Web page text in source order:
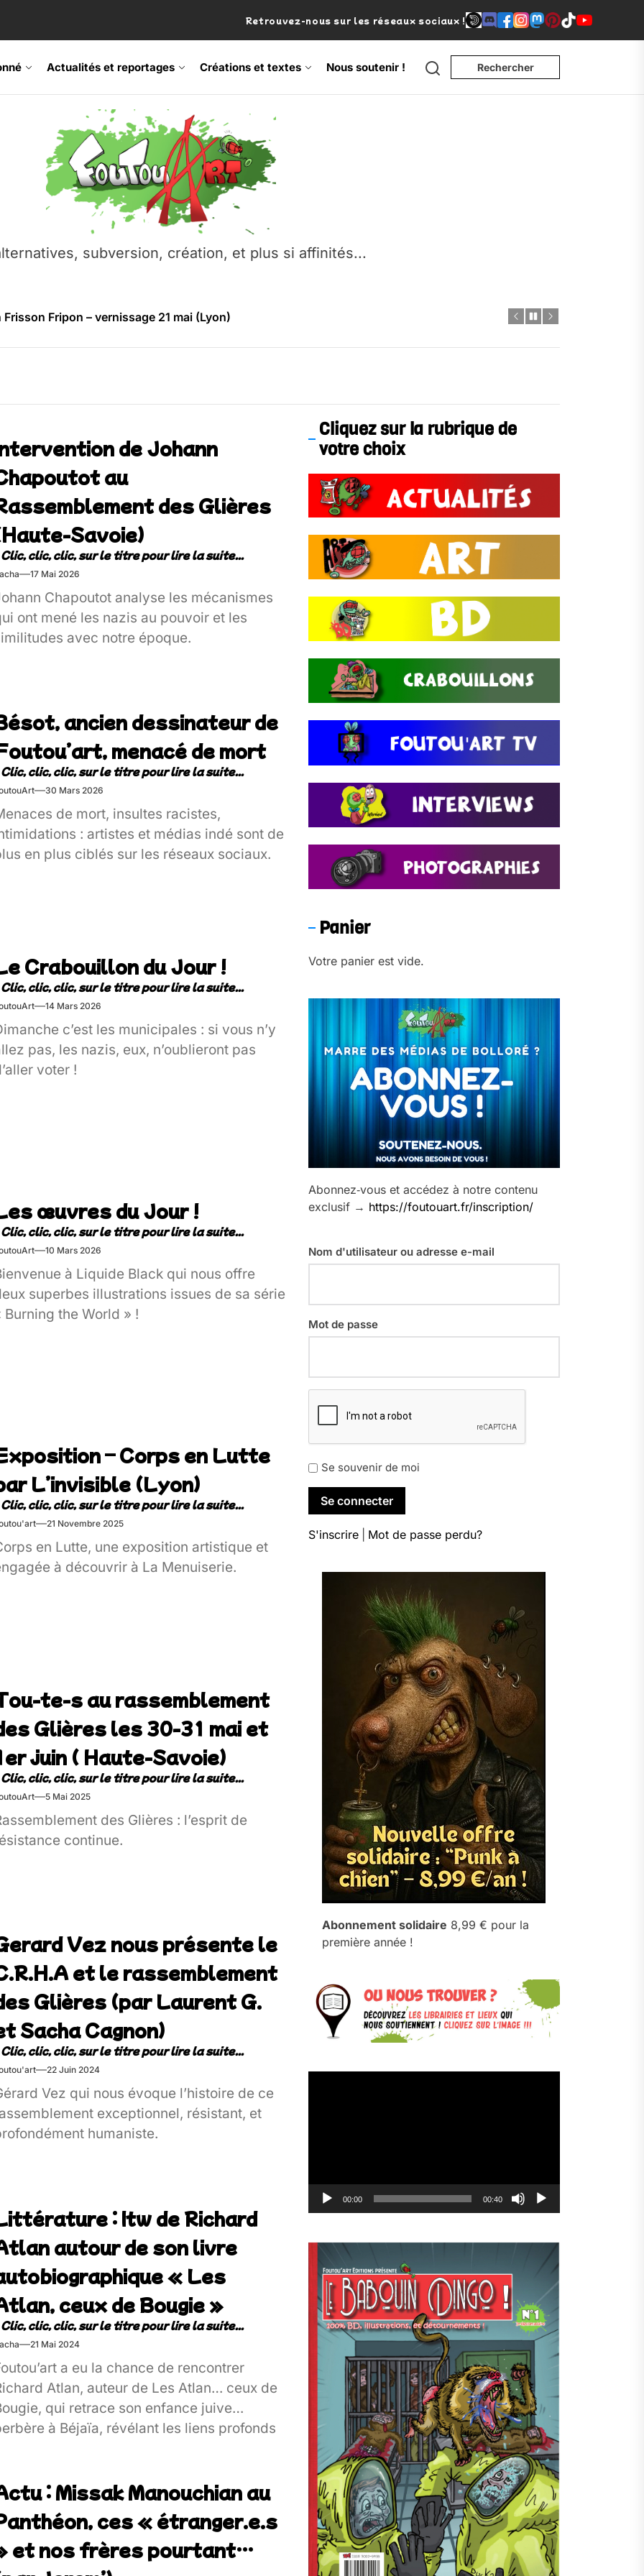
Retrouvez-nous sur les réseaux sociaux !
Actualités et reportages Créations et textes Nous soutenir ! Search Rechercher
subversion, création, et plus si affinités...
Fripon – vernissage 21 mai (Lyon)
Festival – Samedi 18 juillet (Vaulx-en-Velin)
Ŝtono, un livre réalisé par Michaël Moretti & Pierre Lacôte
contre l’A412 à l’Établi (Haute-Savoie)
Montchat‑Lit – 7 juin 2026 (Lyon 3ᵉ)
Festival – Samedi 18 juillet (Vaulx-en-Velin)
de Johann
au
des Glières
Savoie)
17 Mai 2026
Chapoutot analyse les mécanismes
ont mené les nazis au pouvoir et les
avec notre époque.
ancien dessinateur de
menacé de mort
30 Mars 2026
de mort, insultes racistes,
: artistes et médias indé sont de
en plus ciblés sur les réseaux sociaux.
Crabouillon du Jour !
14 Mars 2026
c’est les municipales : si vous n’y
pas, les nazis, eux, n’oublieront pas
voter !
œuvres du Jour !
10 Mars 2026
à Liquide Black qui nous offre
superbes illustrations issues de sa série
Burning the World » !
– Corps en Lutte
L’invisible (Lyon)
21 Novembre 2025
en Lutte, une exposition artistique et
à découvrir à La Menuiserie.
te-s au rassemblement
Glières les 30-31 mai et
juin ( Haute-Savoie)
5 Mai 2025
des Glières : l’esprit de
continue.
Vez nous présente le
et le rassemblement
Glières (par Laurent G.
Sacha Cagnon)
22 Juin 2024
Vez qui nous évoque l’histoire de ce
exceptionnel, résistant, et
humaniste.
: Itw de Richard
autour de son livre
« Les
ceux de Bougie »
21 Mai 2024
a eu la chance de rencontrer
Atlan, auteur de Les Atlan… ceux de
qui retrace son enfance juive
à Béjaïa, révélant les liens profonds
: Missak Manouchian au
ces « étranger.e.s
et nos frères pourtant…
Cliquez sur la rubrique de
votre choix
Panier
Votre panier est vide.
Abonnez‑vous et accédez à notre contenu
exclusif → https://foutouart.fr/inscription/
Nom d'utilisateur ou adresse e-mail
Mot de passe
Se souvenir de moi
S'inscrire Mot de passe perdu?
Abonnement solidaire 8,99 € pour la
première année !
00:00 00:40